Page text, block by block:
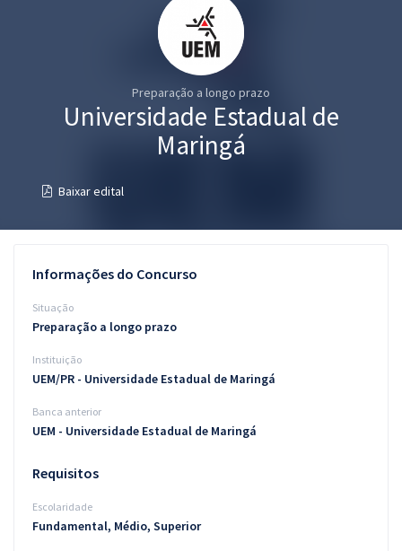
Questões grátis
Conteúdo gratuito
Aprovados
Atendimento
Preparação a longo prazo
Universidade Estadual de
Maringá
Baixar edital
Informações do Concurso
Situação
Preparação a longo prazo
Instituição
UEM/PR - Universidade Estadual de Maringá
Banca anterior
UEM - Universidade Estadual de Maringá
Requisitos
Escolaridade
Fundamental, Médio, Superior